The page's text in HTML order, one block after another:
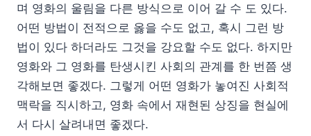
며 영화의 울림을 다른 방식으로 이어 갈 수 도 있다.
어떤 방법이 전적으로 옳을 수도 없고, 혹시 그런 방
법이 있다 하더라도 그것을 강요할 수도 없다. 하지만
영화와 그 영화를 탄생시킨 사회의 관계를 한 번쯤 생
각해보면 좋겠다. 그렇게 어떤 영화가 놓여진 사회적
맥락을 직시하고, 영화 속에서 재현된 상징을 현실에
서 다시 살려내면 좋겠다.